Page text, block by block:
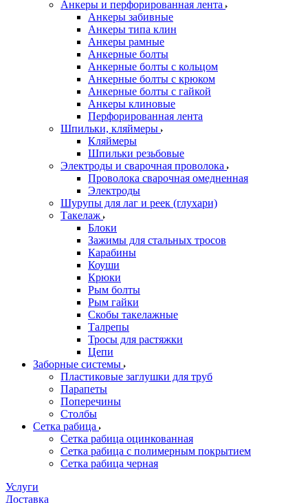
Анкеры и перфорированная лента
Анкеры забивные
Анкеры типа клин
Анкеры рамные
Анкерные болты
Анкерные болты с кольцом
Анкерные болты с крюком
Анкерные болты с гайкой
Анкеры клиновые
Перфорированная лента
Шпильки, кляймеры
Кляймеры
Шпильки резьбовые
Электроды и сварочная проволока
Проволока сварочная омедненная
Электроды
Шурупы для лаг и реек (глухари)
Такелаж
Блоки
Зажимы для стальных тросов
Карабины
Коуши
Крюки
Рым болты
Рым гайки
Скобы такелажные
Талрепы
Тросы для растяжки
Цепи
Заборные системы
Пластиковые заглушки для труб
Парапеты
Поперечины
Столбы
Сетка рабица
Сетка рабица оцинкованная
Сетка рабица с полимерным покрытием
Сетка рабица черная
Услуги
Доставка